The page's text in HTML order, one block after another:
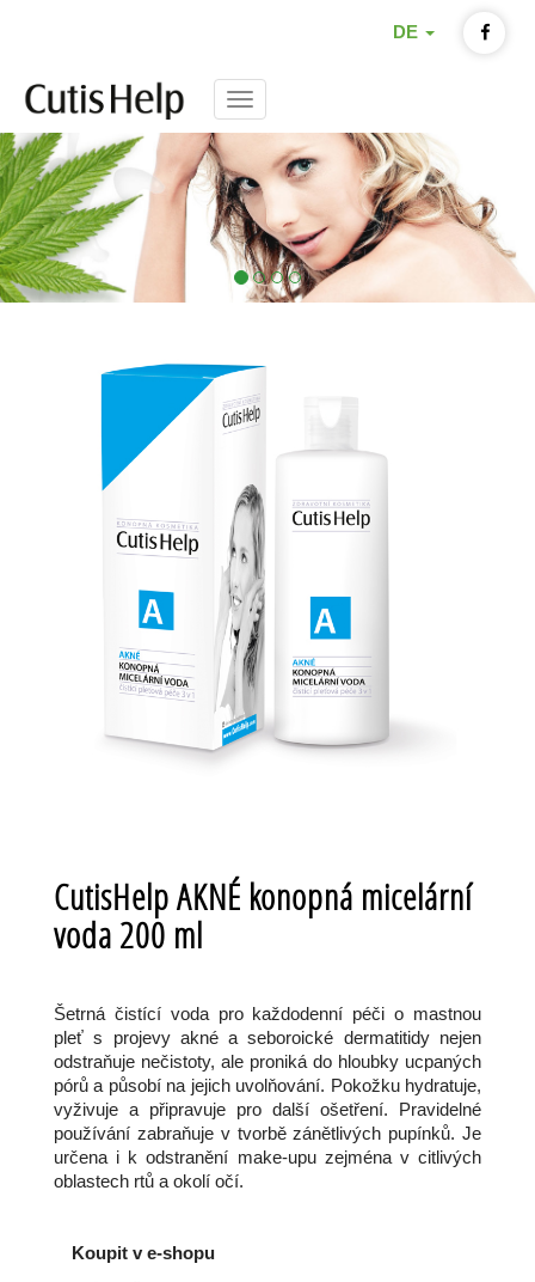
DE
Menu
CutisHelp AKNÉ konopná micelární
voda 200 ml
Šetrná čistící voda pro každodenní péči o mastnou
pleť s projevy akné a seboroické dermatitidy nejen
odstraňuje nečistoty, ale proniká do hloubky ucpaných
pórů a působí na jejich uvolňování. Pokožku hydratuje,
vyživuje a připravuje pro další ošetření. Pravidelné
používání zabraňuje v tvorbě zánětlivých pupínků. Je
určena i k odstranění make-upu zejména v citlivých
oblastech rtů a okolí očí.
Koupit v e-shopu